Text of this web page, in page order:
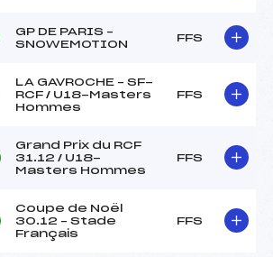
GP DE PARIS –
SNOWEMOTION
FFS
LA GAVROCHE – SF-
RCF / U18-Masters
Hommes
FFS
Grand Prix du RCF
31.12 / U18-
Masters Hommes
FFS
Coupe de Noël
30.12 – Stade
Français
FFS